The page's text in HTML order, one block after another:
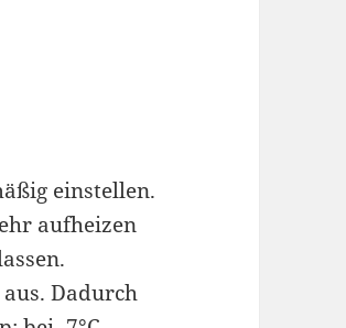
einstellen.
aufheizen
Dadurch